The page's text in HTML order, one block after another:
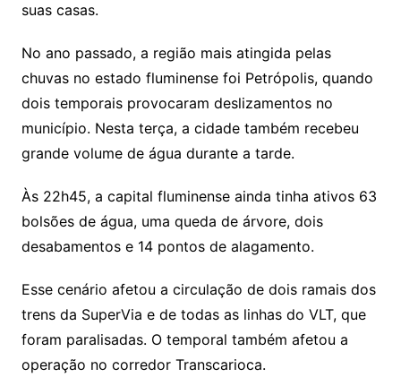
suas casas.
No ano passado, a região mais atingida pelas
chuvas no estado fluminense foi Petrópolis, quando
dois temporais provocaram deslizamentos no
município. Nesta terça, a cidade também recebeu
grande volume de água durante a tarde.
Às 22h45, a capital fluminense ainda tinha ativos 63
bolsões de água, uma queda de árvore, dois
desabamentos e 14 pontos de alagamento.
Esse cenário afetou a circulação de dois ramais dos
trens da SuperVia e de todas as linhas do VLT, que
foram paralisadas. O temporal também afetou a
operação no corredor Transcarioca.